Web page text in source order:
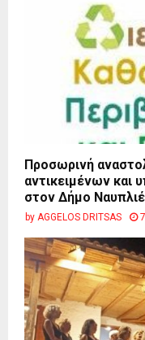
Προσωρινή
αντικειμένων και
στον Δήμο
by AGGELOS DRITSAS